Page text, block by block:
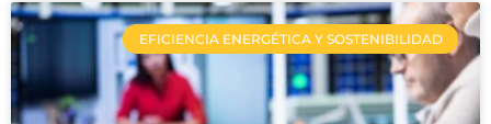
EFICIENCIA ENERGÉTICA Y SOSTENIBILIDAD